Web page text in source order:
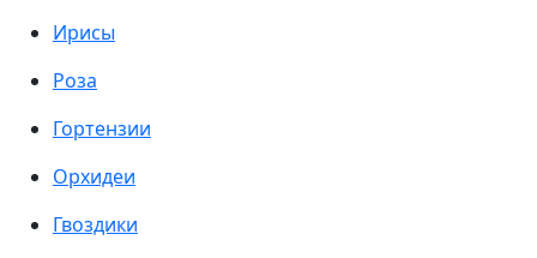
Ирисы
Роза
Гортензии
Орхидеи
Гвоздики